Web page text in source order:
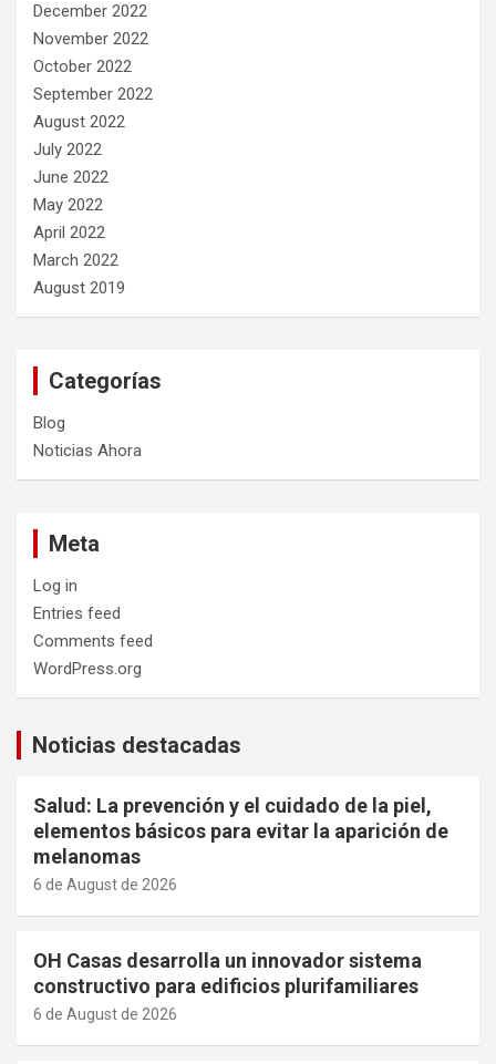
December 2022
November 2022
October 2022
September 2022
August 2022
July 2022
June 2022
May 2022
April 2022
March 2022
August 2019
Categorías
Blog
Noticias Ahora
Meta
Log in
Entries feed
Comments feed
WordPress.org
Noticias destacadas
Salud: La prevención y el cuidado de la piel,
elementos básicos para evitar la aparición de
melanomas
6 de August de 2026
OH Casas desarrolla un innovador sistema
constructivo para edificios plurifamiliares
6 de August de 2026